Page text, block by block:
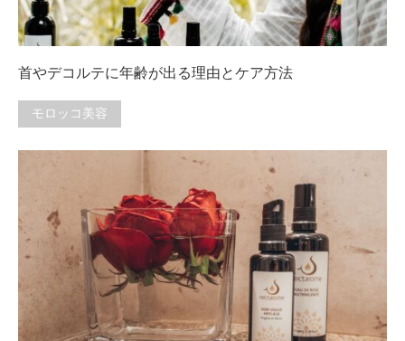
首やデコルテに年齢が出る理由とケア方法
モロッコ美容